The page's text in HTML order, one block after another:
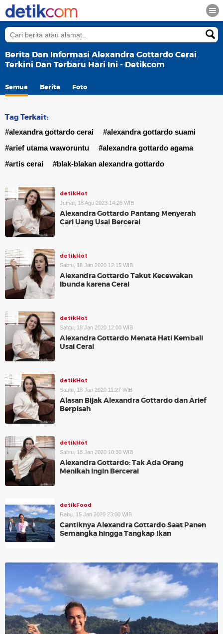
Berita Dan Informasi Alexandra Gottardo Cerai
Terkini Dan Terbaru Hari Ini - Detikcom
Semua Berita Foto
Tag Terkait:
#alexandra gottardo cerai
#alexandra gottardo suami
#arief utama waworuntu
#alexandra gottardo agama
#artis cerai
#blak-blakan alexandra gottardo
detikHot
Jumat, 18 Agu 2023 14:26 WIB
Alexandra Gottardo Pantang Menyerah
Cari Uang Usai Bercerai
detikHot
Sabtu, 18 Jan 2020 12:15 WIB
Alexandra Gottardo Takut Kecewakan
Ibunda karena Cerai
detikHot
Sabtu, 18 Jan 2020 12:00 WIB
Alexandra Gottardo Menata Hati Kembali
Usai Cerai
detikHot
Sabtu, 18 Jan 2020 11:27 WIB
Alasan Bijak Alexandra Gottardo dan Arief
Berpisah
detikHot
Sabtu, 18 Jan 2020 10:30 WIB
Alexandra Gottardo: Tak Ada Orang
Menikah Ingin Bercerai
detikFood
Rabu, 15 Jan 2020 23:00 WIB
Cantiknya Alexandra Gottardo Saat Panen
Semangka hingga Tangkap Ikan